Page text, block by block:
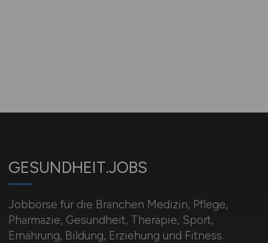
GESUNDHEIT.JOBS
Jobbörse für die Branchen Medizin, Pflege,
Pharmazie, Gesundheit, Therapie, Sport,
Ernährung, Bildung, Erziehung und Fitness.